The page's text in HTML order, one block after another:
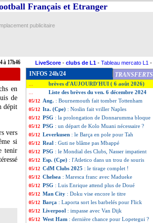
à 17h46
Français et Etranger
publicitaire
LiveScore - clubs de L1 - Tableau mercato L1 -
en
de
dépit
vers
si
tenir
INFOS 24h/24 TRANSFERTS
brèves d'AUJOURD'HUI ( 6 août 2026)
Liste des brèves du ven. 6 décembre 2024
05/12 Ang. : Bournemouth fait tomber Tottenham
05/12 Ita. (Cpe) : Noslin fait vriller Naples
05/12 PSG : la prolongation de Donnarumma bloque
05/12 PSG : un départ de Kolo Muani nécessaire ?
05/12 Leverkusen : le Barça en pole pour Tah
05/12 Real : Guti ne blâme pas Mbappé
05/12 PSG : le Mondial des Clubs, Nasser impatient
05/12 Esp. (Cpe) : l'Atletico dans un trou de souris
05/12 CdM Clubs 2025 : le tirage complet !
05/12 Chelsea : Maresca franc avec Madueke
05/12 PSG : Luis Enrique attend plus de Doué
05/12 Man City : Doku vise encore le titre
05/12 Barça : Laporta sort les barbelés pour Flick
05/12 Liverpool : impasse avec Van Dijk
05/12 West Ham : dernière chance pour Lopetegui ?